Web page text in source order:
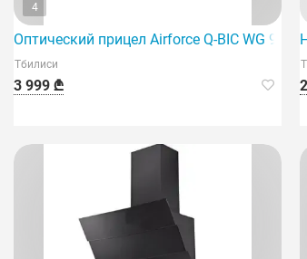
NK24M1030IB/U
4
Оптический прицел Airforce Q-BIC WG 90
Тбилиси
3 999 ₾